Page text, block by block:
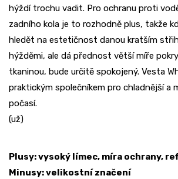
hýždí trochu vadit. Pro ochranu proti
zadního kola je to rozhodně plus, takže
hledět na estetičnost danou kratším
hýžděmi, ale dá přednost větší míře
tkaninou, bude určitě spokojený. Vesta
praktickým společníkem pro chladnější a
počasí.
(už)
Plusy: vysoký límec, míra ochrany,
Minusy: velikostní značení